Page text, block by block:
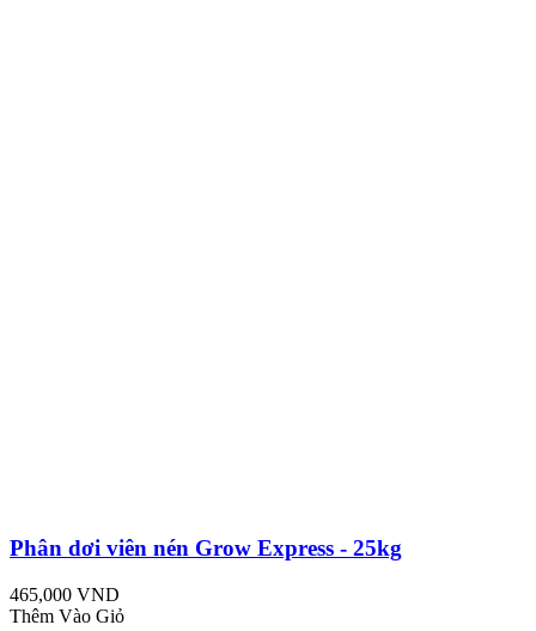
Phân dơi viên nén Grow Express - 25kg
465,000 VND
Thêm Vào Giỏ